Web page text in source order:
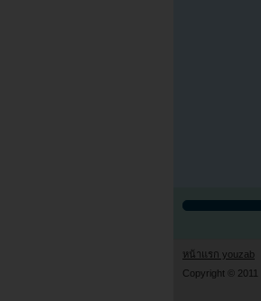
หน้าแรก youzab
Copyright © 2011